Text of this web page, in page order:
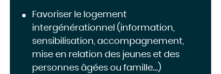
Favoriser le logement
intergénérationnel (information,
sensibilisation, accompagnement,
mise en relation des jeunes et des
personnes âgées ou famille…)